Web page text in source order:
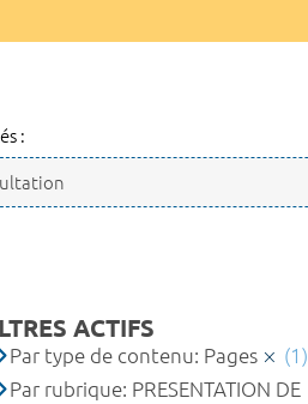
:
ACTIFS
Par type de contenu: Pages
(1)
Par rubrique: PRESENTATION DE